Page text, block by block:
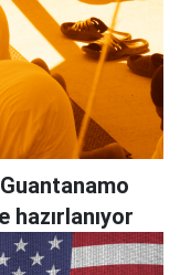
hazırlanıyor